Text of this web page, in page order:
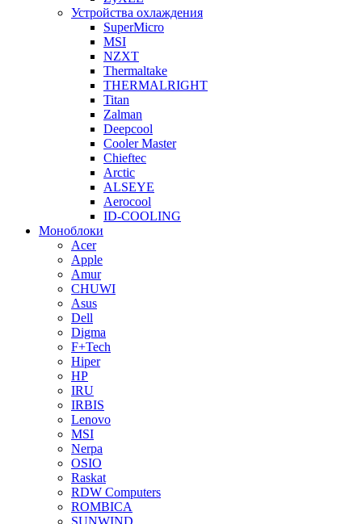
Устройства охлаждения
SuperMicro
MSI
NZXT
Thermaltake
THERMALRIGHT
Titan
Zalman
Deepcool
Cooler Master
Chieftec
Arctic
ALSEYE
Aerocool
ID-COOLING
Моноблоки
Acer
Apple
Amur
CHUWI
Asus
Dell
Digma
F+Tech
Hiper
HP
IRU
IRBIS
Lenovo
MSI
Nerpa
OSIO
Raskat
RDW Computers
ROMBICA